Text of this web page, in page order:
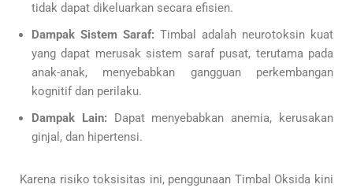
tidak dapat dikeluarkan secara efisien.
Dampak Sistem Saraf: Timbal adalah neurotoksin kuat
yang dapat merusak sistem saraf pusat, terutama pada
anak-anak, menyebabkan gangguan perkembangan
kognitif dan perilaku.
Dampak Lain: Dapat menyebabkan anemia, kerusakan
ginjal, dan hipertensi.
Karena risiko toksisitas ini, penggunaan Timbal Oksida kini